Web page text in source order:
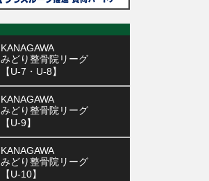
KANAGAWA
みどり整骨院リーグ
【U-7・U-8】
KANAGAWA
みどり整骨院リーグ
【U-9】
KANAGAWA
みどり整骨院リーグ
【U-10】